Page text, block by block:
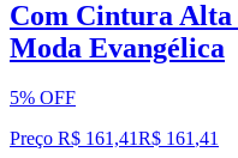
Com Cintura
Moda Evangélica
5% OFF
Preço R$ 161,41R$ 161,41